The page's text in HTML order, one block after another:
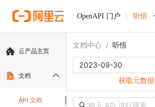
OpenAPI 门户 听悟
云产品主页
文档
API 文档
文档中心 / 听悟
2023-09-30
获取元数据